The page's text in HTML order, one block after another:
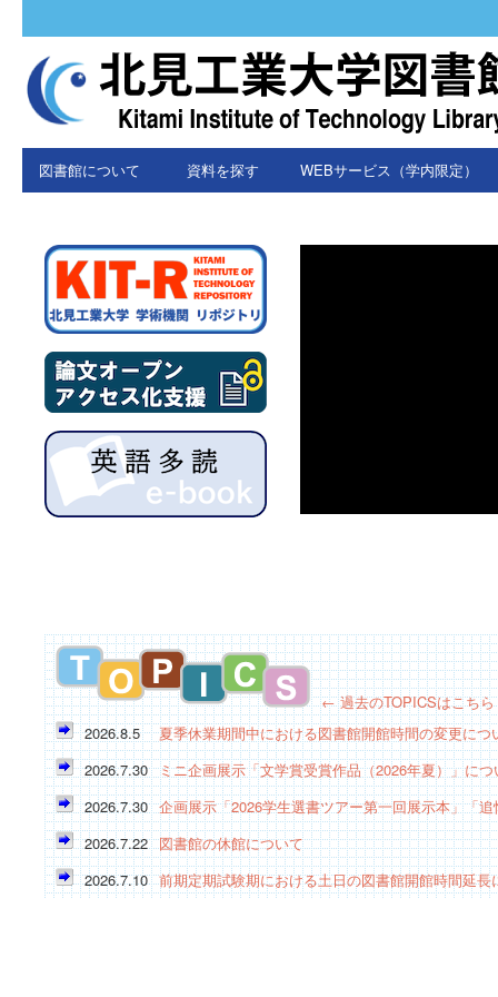
図書館について 資料を探す WEBサービス（学内限定）
← 過去のTOPICSはこちら
2026.8.5
夏季休業期間中における図書館開館時間の変更につ
2026.7.30 ミニ企画展示「文学賞受賞作品（2026年夏）」につ
2026.7.30 企画展示「2026学生選書ツアー第一回展示本」「
2026.7.22 図書館の休館について
2026.7.10 前期定期試験期における土日の図書館開館時間延長